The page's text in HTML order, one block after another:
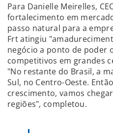
Para Danielle Meirelles,
fortalecimento em
passo natural para a
Frt atingiu
negócio a ponto de poder
competitivos em grandes
"No restante do Brasil, a
Sul, no Centro-Oeste.
crescimento, vamos
regiões", completou.